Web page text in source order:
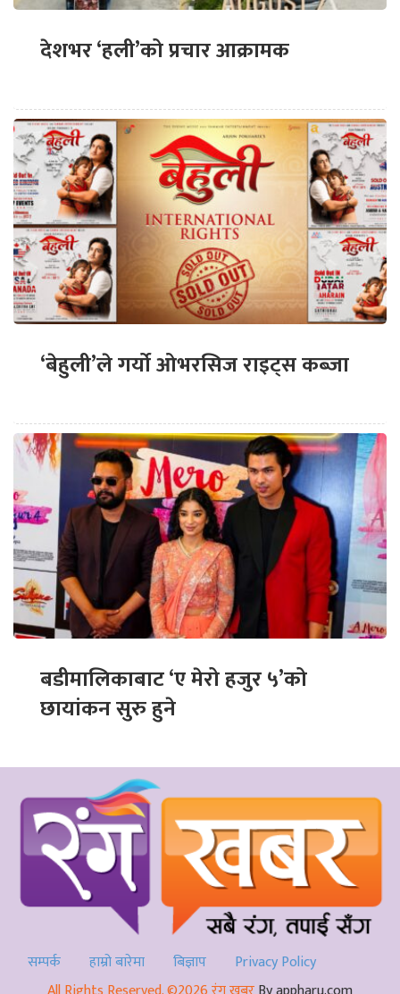
देशभर ‘हली’को प्रचार आक्रामक
‘बेहुली’ले गर्यो ओभरसिज राइट्स कब्जा
बडीमालिकाबाट ‘ए मेरो हजुर ५’को
छायांकन सुरु हुने
सम्पर्क हाम्रो बारेमा बिज्ञाप
Privacy Policy